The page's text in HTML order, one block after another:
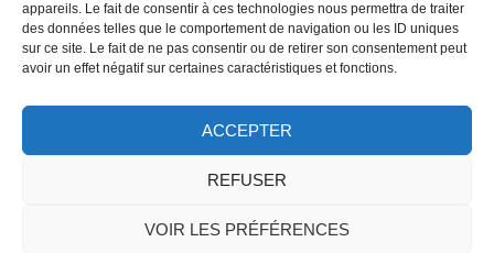
appareils. Le fait de consentir à ces technologies nous permettra de traiter
des données telles que le comportement de navigation ou les ID uniques
sur ce site. Le fait de ne pas consentir ou de retirer son consentement peut
avoir un effet négatif sur certaines caractéristiques et fonctions.
ACCEPTER
REFUSER
VOIR LES PRÉFÉRENCES
Liens utiles
FAQ Fédération
Régionale
Fédération
Nationale
Les
adresses
Politique de confidentialité